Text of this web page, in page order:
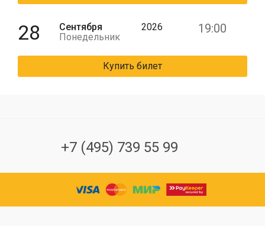
28
Сентября
Понедельник
2026 19:00
Купить билет
+7 (495) 739 55 99